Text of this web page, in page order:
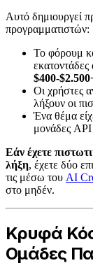
Αυτό δημιουργεί
προγραμματιστών:
Το φόρουμ
$400-
Οι χρήστες
λήξουν οι
Ένα θέμα
μονάδες API
Εάν έχετε
λήξη, έχετε δύο
τις μέσω του AI
στο μηδέν.
Κρυφά
Ομάδες